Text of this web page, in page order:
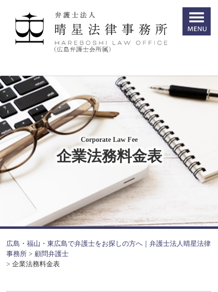
Corporate Law Fee
企業法務料金表
広島・福山・東広島で弁護士をお探しの方へ｜弁護士法人晴星法律
事務所 > 顧問弁護士
>企業法務料金表